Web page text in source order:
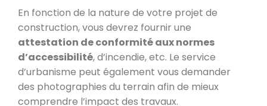
En fonction de la nature de votre projet de
construction, vous devrez fournir une
attestation de conformité aux normes
d’accessibilité, d’incendie, etc. Le service
d’urbanisme peut également vous demander
des photographies du terrain afin de mieux
comprendre l’impact des travaux.